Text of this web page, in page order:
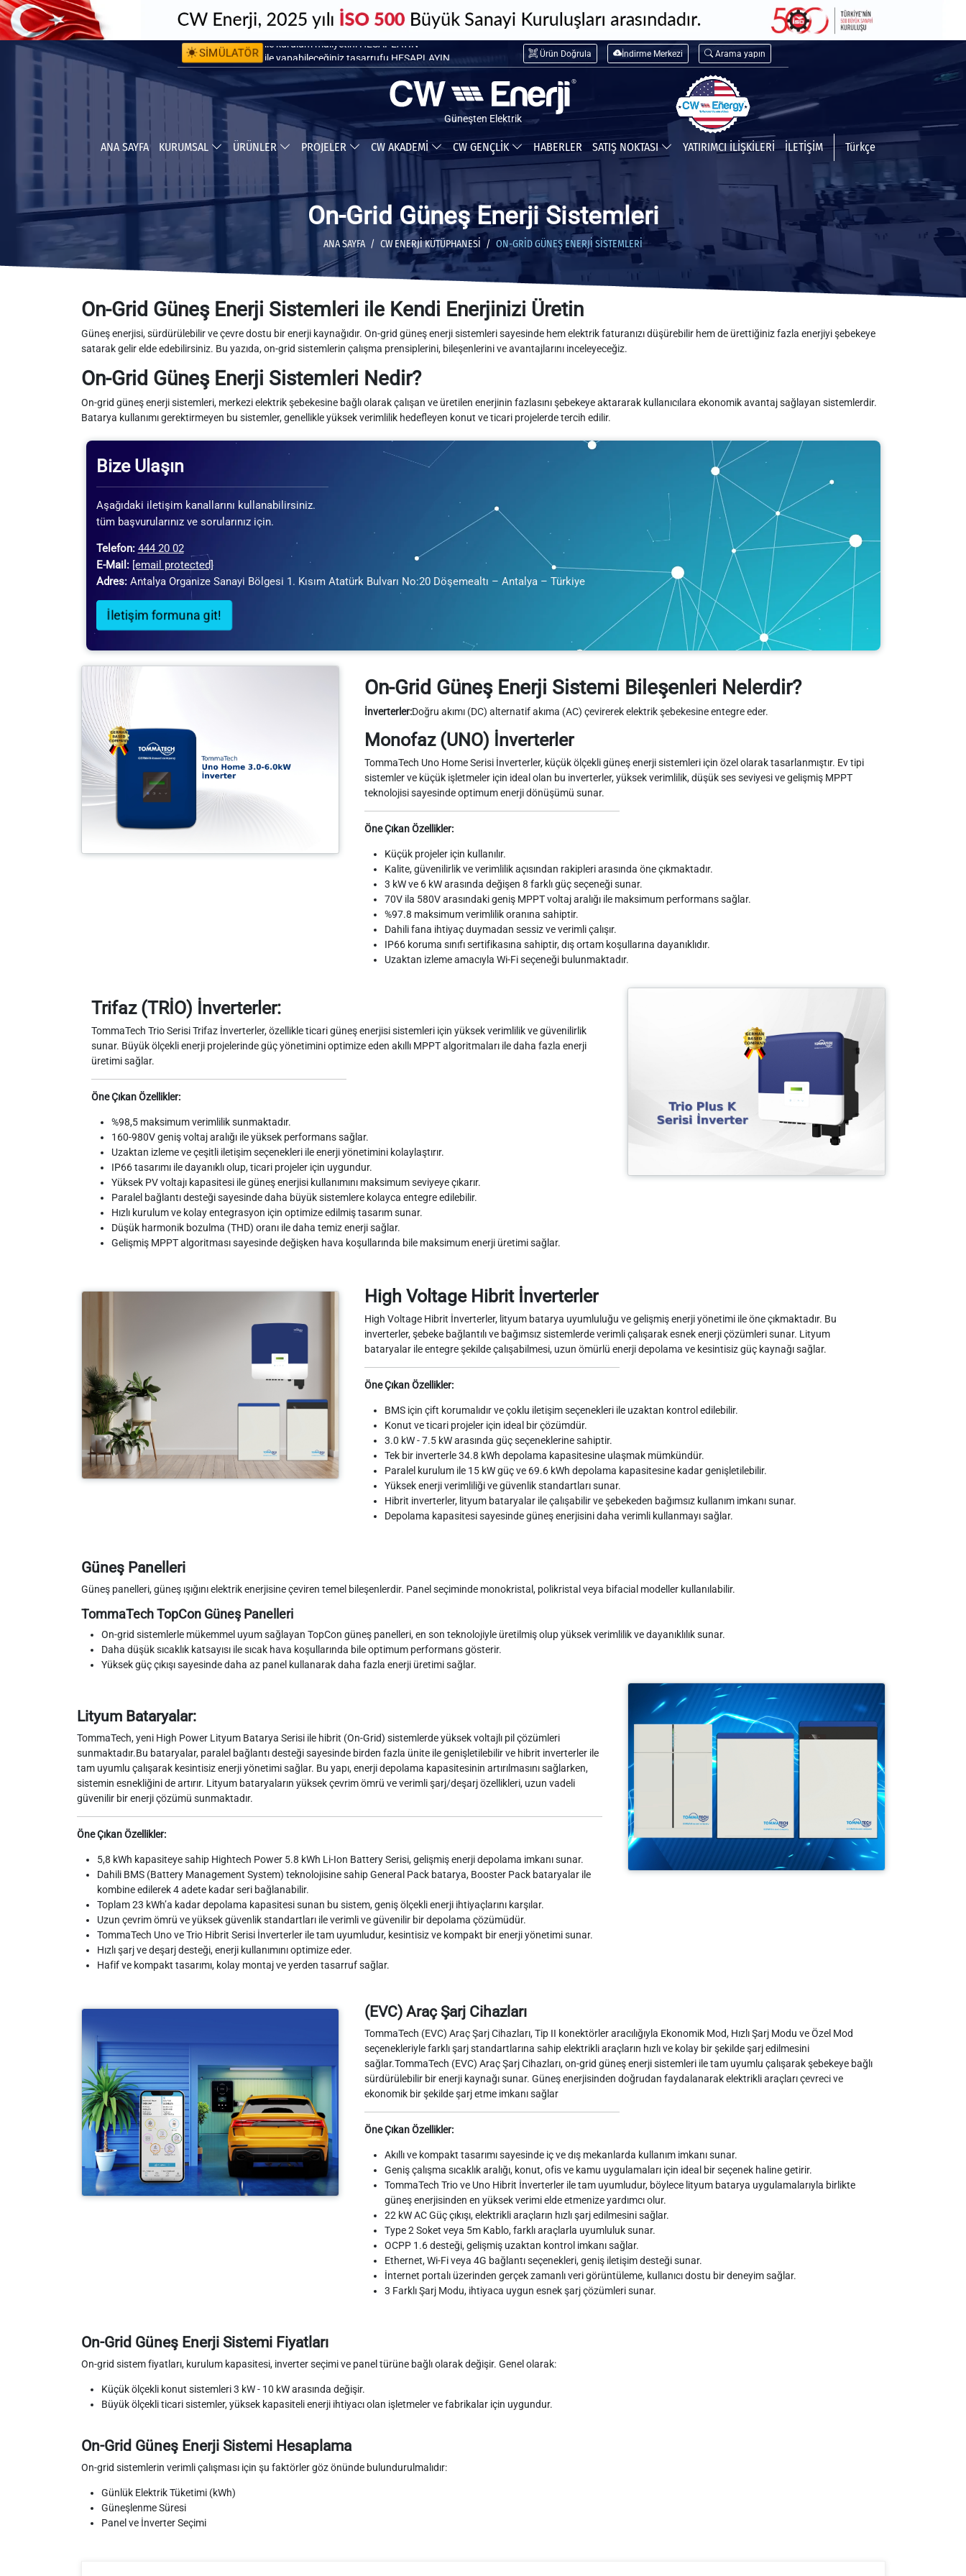
SİMÜLATÖR ile kurulum maliyetini HESAPLAYIN
ile yapabileceğiniz tasarrufu HESAPLAYIN
Ürün Doğrula İndirme Merkezi Arama yapın
Güneşten Elektrik
ANA SAYFA KURUMSAL ÜRÜNLER PROJELER CW AKADEMİ CW GENÇLİK HABERLER SATIŞ NOKTASI YATIRIMCI İLİŞKİLERİ İLETİŞİM Türkçe
On-Grid Güneş Enerji Sistemleri
ANA SAYFA CW ENERJI KÜTÜPHANESI ON-GRID GÜNEŞ ENERJI SISTEMLERI
On-Grid Güneş Enerji Sistemleri ile Kendi Enerjinizi Üretin
Güneş enerjisi, sürdürülebilir ve çevre dostu bir enerji kaynağıdır. On-grid güneş enerji sistemleri sayesinde hem elektrik faturanızı düşürebilir hem de ürettiğiniz fazla enerjiyi şebekeye
satarak gelir elde edebilirsiniz. Bu yazıda, on-grid sistemlerin çalışma prensiplerini, bileşenlerini ve avantajlarını inceleyeceğiz.
On-Grid Güneş Enerji Sistemleri Nedir?
On-grid güneş enerji sistemleri, merkezi elektrik şebekesine bağlı olarak çalışan ve üretilen enerjinin fazlasını şebekeye aktararak kullanıcılara ekonomik avantaj sağlayan sistemlerdir.
Batarya kullanımı gerektirmeyen bu sistemler, genellikle yüksek verimlilik hedefleyen konut ve ticari projelerde tercih edilir.
Bize Ulaşın
Aşağıdaki iletişim kanallarını kullanabilirsiniz.
tüm başvurularınız ve sorularınız için.
Telefon: 444 20 02
E-Mail: [email protected]
Adres: Antalya Organize Sanayi Bölgesi 1. Kısım Atatürk Bulvarı No:20 Döşemealtı – Antalya – Türkiye
İletişim formuna git!
On-Grid Güneş Enerji Sistemi Bileşenleri Nelerdir?
İnverterler:Doğru akımı (DC) alternatif akıma (AC) çevirerek elektrik şebekesine entegre eder.
Monofaz (UNO) İnverterler
TommaTech Uno Home Serisi İnverterler, küçük ölçekli güneş enerji sistemleri için özel olarak tasarlanmıştır. Ev tipi
sistemler ve küçük işletmeler için ideal olan bu inverterler, yüksek verimlilik, düşük ses seviyesi ve gelişmiş MPPT
teknolojisi sayesinde optimum enerji dönüşümü sunar.
Öne Çıkan Özellikler:
Küçük projeler için kullanılır.
Kalite, güvenilirlik ve verimlilik açısından rakipleri arasında öne çıkmaktadır.
3 kW ve 6 kW arasında değişen 8 farklı güç seçeneği sunar.
70V ila 580V arasındaki geniş MPPT voltaj aralığı ile maksimum performans sağlar.
%97.8 maksimum verimlilik oranına sahiptir.
Dahili fana ihtiyaç duymadan sessiz ve verimli çalışır.
IP66 koruma sınıfı sertifikasına sahiptir, dış ortam koşullarına dayanıklıdır.
Uzaktan izleme amacıyla Wi-Fi seçeneği bulunmaktadır.
Trifaz (TRİO) İnverterler:
TommaTech Trio Serisi Trifaz İnverterler, özellikle ticari güneş enerjisi sistemleri için yüksek verimlilik ve güvenilirlik
sunar. Büyük ölçekli enerji projelerinde güç yönetimini optimize eden akıllı MPPT algoritmaları ile daha fazla enerji
üretimi sağlar.
Öne Çıkan Özellikler:
%98,5 maksimum verimlilik sunmaktadır.
160-980V geniş voltaj aralığı ile yüksek performans sağlar.
Uzaktan izleme ve çeşitli iletişim seçenekleri ile enerji yönetimini kolaylaştırır.
IP66 tasarımı ile dayanıklı olup, ticari projeler için uygundur.
Yüksek PV voltajı kapasitesi ile güneş enerjisi kullanımını maksimum seviyeye çıkarır.
Paralel bağlantı desteği sayesinde daha büyük sistemlere kolayca entegre edilebilir.
Hızlı kurulum ve kolay entegrasyon için optimize edilmiş tasarım sunar.
Düşük harmonik bozulma (THD) oranı ile daha temiz enerji sağlar.
Gelişmiş MPPT algoritması sayesinde değişken hava koşullarında bile maksimum enerji üretimi sağlar.
High Voltage Hibrit İnverterler
High Voltage Hibrit İnverterler, lityum batarya uyumluluğu ve gelişmiş enerji yönetimi ile öne çıkmaktadır. Bu
inverterler, şebeke bağlantılı ve bağımsız sistemlerde verimli çalışarak esnek enerji çözümleri sunar. Lityum
bataryalar ile entegre şekilde çalışabilmesi, uzun ömürlü enerji depolama ve kesintisiz güç kaynağı sağlar.
Öne Çıkan Özellikler:
BMS için çift korumalıdır ve çoklu iletişim seçenekleri ile uzaktan kontrol edilebilir.
Konut ve ticari projeler için ideal bir çözümdür.
3.0 kW - 7.5 kW arasında güç seçeneklerine sahiptir.
Tek bir inverterle 34.8 kWh depolama kapasitesine ulaşmak mümkündür.
Paralel kurulum ile 15 kW güç ve 69.6 kWh depolama kapasitesine kadar genişletilebilir.
Yüksek enerji verimliliği ve güvenlik standartları sunar.
Hibrit inverterler, lityum bataryalar ile çalışabilir ve şebekeden bağımsız kullanım imkanı sunar.
Depolama kapasitesi sayesinde güneş enerjisini daha verimli kullanmayı sağlar.
Güneş Panelleri
Güneş panelleri, güneş ışığını elektrik enerjisine çeviren temel bileşenlerdir. Panel seçiminde monokristal, polikristal veya bifacial modeller kullanılabilir.
TommaTech TopCon Güneş Panelleri
On-grid sistemlerle mükemmel uyum sağlayan TopCon güneş panelleri, en son teknolojiyle üretilmiş olup yüksek verimlilik ve dayanıklılık sunar.
Daha düşük sıcaklık katsayısı ile sıcak hava koşullarında bile optimum performans gösterir.
Yüksek güç çıkışı sayesinde daha az panel kullanarak daha fazla enerji üretimi sağlar.
Lityum Bataryalar:
TommaTech, yeni High Power Lityum Batarya Serisi ile hibrit (On-Grid) sistemlerde yüksek voltajlı pil çözümleri
sunmaktadır.Bu bataryalar, paralel bağlantı desteği sayesinde birden fazla ünite ile genişletilebilir ve hibrit inverterler ile
tam uyumlu çalışarak kesintisiz enerji yönetimi sağlar. Bu yapı, enerji depolama kapasitesinin artırılmasını sağlarken,
sistemin esnekliğini de artırır. Lityum bataryaların yüksek çevrim ömrü ve verimli şarj/deşarj özellikleri, uzun vadeli
güvenilir bir enerji çözümü sunmaktadır.
Öne Çıkan Özellikler:
5,8 kWh kapasiteye sahip Hightech Power 5.8 kWh Li-Ion Battery Serisi, gelişmiş enerji depolama imkanı sunar.
Dahili BMS (Battery Management System) teknolojisine sahip General Pack batarya, Booster Pack bataryalar ile
kombine edilerek 4 adete kadar seri bağlanabilir.
Toplam 23 kWh’a kadar depolama kapasitesi sunan bu sistem, geniş ölçekli enerji ihtiyaçlarını karşılar.
Uzun çevrim ömrü ve yüksek güvenlik standartları ile verimli ve güvenilir bir depolama çözümüdür.
TommaTech Uno ve Trio Hibrit Serisi İnverterler ile tam uyumludur, kesintisiz ve kompakt bir enerji yönetimi sunar.
Hızlı şarj ve deşarj desteği, enerji kullanımını optimize eder.
Hafif ve kompakt tasarımı, kolay montaj ve yerden tasarruf sağlar.
(EVC) Araç Şarj Cihazları
TommaTech (EVC) Araç Şarj Cihazları, Tip II konektörler aracılığıyla Ekonomik Mod, Hızlı Şarj Modu ve Özel Mod
seçenekleriyle farklı şarj standartlarına sahip elektrikli araçların hızlı ve kolay bir şekilde şarj edilmesini
sağlar.TommaTech (EVC) Araç Şarj Cihazları, on-grid güneş enerji sistemleri ile tam uyumlu çalışarak şebekeye bağlı
sürdürülebilir bir enerji kaynağı sunar. Güneş enerjisinden doğrudan faydalanarak elektrikli araçları çevreci ve
ekonomik bir şekilde şarj etme imkanı sağlar
Öne Çıkan Özellikler:
Akıllı ve kompakt tasarımı sayesinde iç ve dış mekanlarda kullanım imkanı sunar.
Geniş çalışma sıcaklık aralığı, konut, ofis ve kamu uygulamaları için ideal bir seçenek haline getirir.
TommaTech Trio ve Uno Hibrit İnverterler ile tam uyumludur, böylece lityum batarya uygulamalarıyla birlikte
güneş enerjisinden en yüksek verimi elde etmenize yardımcı olur.
22 kW AC Güç çıkışı, elektrikli araçların hızlı şarj edilmesini sağlar.
Type 2 Soket veya 5m Kablo, farklı araçlarla uyumluluk sunar.
OCPP 1.6 desteği, gelişmiş uzaktan kontrol imkanı sağlar.
Ethernet, Wi-Fi veya 4G bağlantı seçenekleri, geniş iletişim desteği sunar.
İnternet portalı üzerinden gerçek zamanlı veri görüntüleme, kullanıcı dostu bir deneyim sağlar.
3 Farklı Şarj Modu, ihtiyaca uygun esnek şarj çözümleri sunar.
On-Grid Güneş Enerji Sistemi Fiyatları
On-grid sistem fiyatları, kurulum kapasitesi, inverter seçimi ve panel türüne bağlı olarak değişir. Genel olarak:
Küçük ölçekli konut sistemleri 3 kW - 10 kW arasında değişir.
Büyük ölçekli ticari sistemler, yüksek kapasiteli enerji ihtiyacı olan işletmeler ve fabrikalar için uygundur.
On-Grid Güneş Enerji Sistemi Hesaplama
On-grid sistemlerin verimli çalışması için şu faktörler göz önünde bulundurulmalıdır:
Günlük Elektrik Tüketimi (kWh)
Güneşlenme Süresi
Panel ve İnverter Seçimi